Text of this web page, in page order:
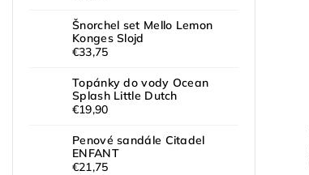
Šnorchel set Mello Lemon
Konges Slojd
€33,75
Topánky do vody Ocean
Splash Little Dutch
€19,90
Penové sandále Citadel
ENFANT
€21,75